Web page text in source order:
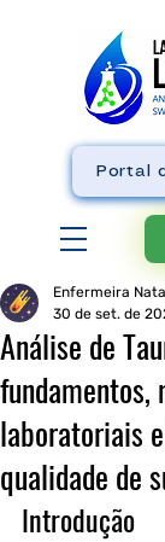
Portal
Análise de
fundamentos,
laboratoriais
qualidade de
Enfermeira
30 de set. de
Introdução